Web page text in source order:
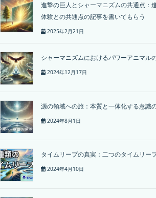
進撃の巨人とシャーマニズムの共通点：
体験との共通点の記事を書いてもらう
2025年2月21日
シャーマニズムにおけるパワーアニマル
2024年12月17日
源の領域への旅：本質と一体化する意識
2024年8月1日
タイムリープの真実：二つのタイムリー
2024年4月10日